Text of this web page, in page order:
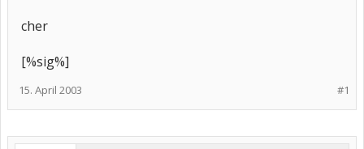
cher
[%sig%]
#1
15. April 2003